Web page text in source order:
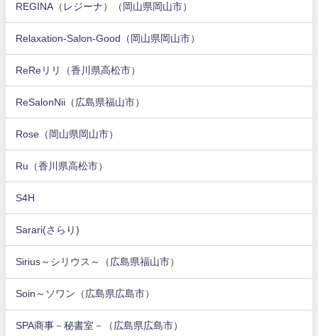
REGINA（レジーナ）（岡山県岡山市）
Relaxation-Salon-Good（岡山県岡山市）
ReReリリ（香川県高松市）
ReSalonNii（広島県福山市）
Rose（岡山県岡山市）
Ru（香川県高松市）
S4H
Sarari(さらり)
Sirius～シリウス～（広島県福山市）
Soin～ソワン（広島県広島市）
SPA商事－秘書室－（広島県広島市）